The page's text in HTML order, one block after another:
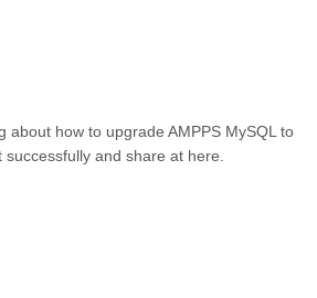
about how to upgrade AMPPS MySQL to
and share at here.